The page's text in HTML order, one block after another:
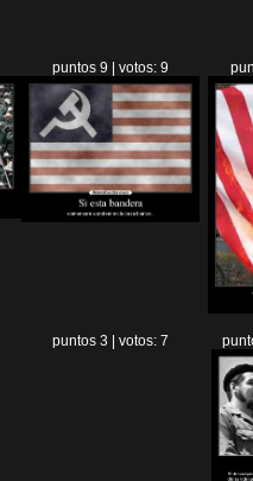
puntos 9 | votos: 9
puntos 3 | votos: 7